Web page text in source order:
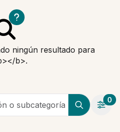
ningún resultado para
b>.
o subcategoría
0